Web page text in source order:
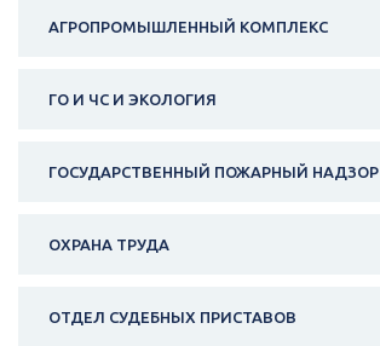
АГРОПРОМЫШЛЕННЫЙ КОМПЛЕКС
ГО И ЧС И ЭКОЛОГИЯ
ГОСУДАРСТВЕННЫЙ ПОЖАРНЫЙ НАДЗОР
ОХРАНА ТРУДА
ОТДЕЛ СУДЕБНЫХ ПРИСТАВОВ